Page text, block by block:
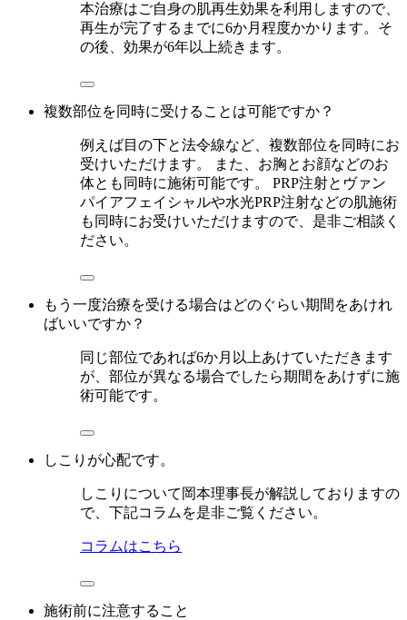
本治療はご自身の肌再生効果を利用しますので、
再生が完了するまでに6か月程度かかります。そ
の後、効果が6年以上続きます。
複数部位を同時に受けることは可能ですか？
例えば目の下と法令線など、複数部位を同時にお
受けいただけます。 また、お胸とお顔などのお
体とも同時に施術可能です。 PRP注射とヴァン
パイアフェイシャルや水光PRP注射などの肌施術
も同時にお受けいただけますので、是非ご相談く
ださい。
もう一度治療を受ける場合はどのぐらい期間をあけれ
ばいいですか？
同じ部位であれば6か月以上あけていただきます
が、部位が異なる場合でしたら期間をあけずに施
術可能です。
しこりが心配です。
しこりについて岡本理事長が解説しておりますの
で、下記コラムを是非ご覧ください。
コラムはこちら
施術前に注意すること